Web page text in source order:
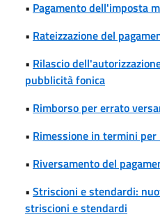
• Pagamento dell'imposta
• Rateizzazione del
• Rilascio
pubblicità fonica
• Rimborso per errato
• Rimessione in termini
• Riversamento del
• Striscioni e stendardi:
striscioni e stendardi